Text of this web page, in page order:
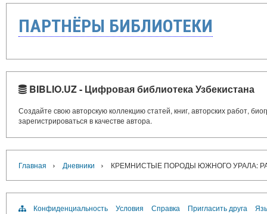
ПАРТНЁРЫ БИБЛИОТЕКИ
BIBLIO.UZ - Цифровая библиотека Узбекистана
Создайте свою авторскую коллекцию статей, книг, авторских работ,
зарегистрироваться в качестве автора.
Главная › Дневники › КРЕМНИСТЫЕ ПОРОДЫ ЮЖНОГО УРАЛА:
Конфиденциальность Условия Справка Пригласить друга